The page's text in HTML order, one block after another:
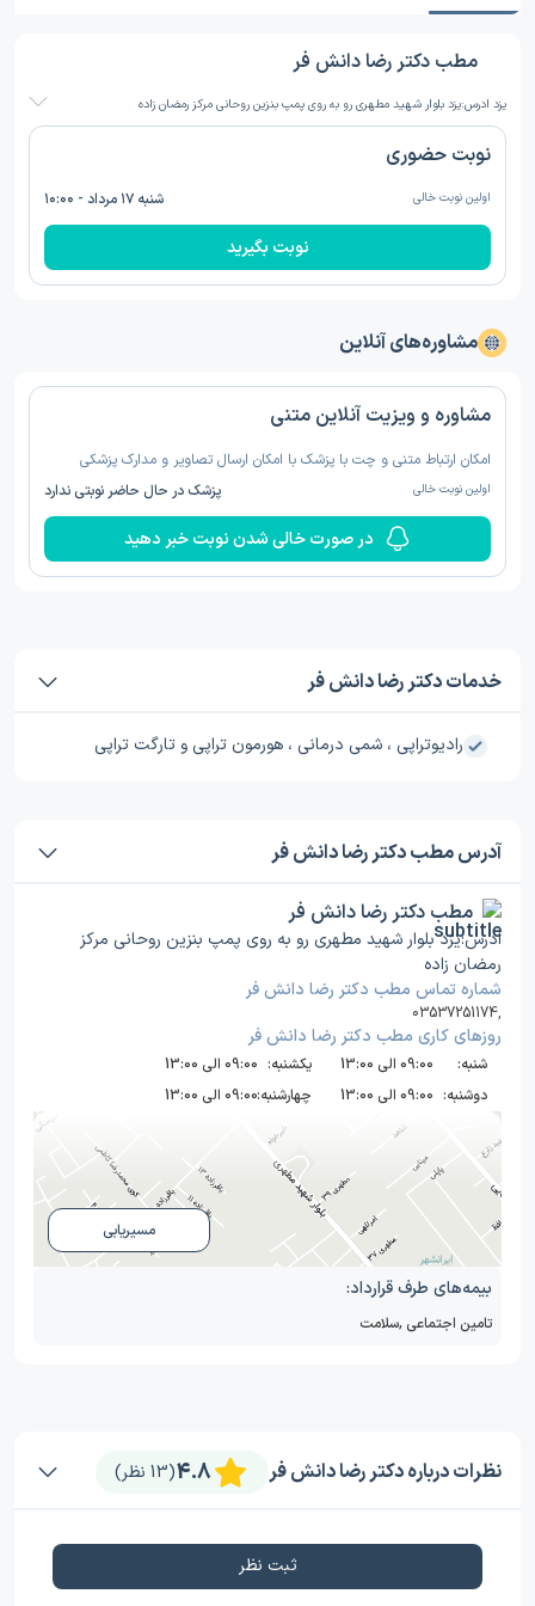
مطب دکتر رضا دانش فر
یزد ادرس:یزد بلوار شهید مطهری رو به روی پمپ بنزین روحانی مرکز رمضان زاده
نوبت حضوری
اولین نوبت خالی شنبه ۱۷ مرداد - ۱۰:۰۰
نوبت بگیرید
مشاوره‌های آنلاین
مشاوره و ویزیت آنلاین متنی
امکان ارتباط متنی و چت با پزشک با امکان ارسال تصاویر و مدارک پزشکی
اولین نوبت خالی پزشک در حال حاضر نوبتی ندارد
در صورت خالی شدن نوبت خبر دهید
خدمات دکتر رضا دانش فر
رادیوتراپی ، شمی درمانی ، هورمون تراپی و تارگت تراپی
آدرس مطب دکتر رضا دانش فر
مطب دکتر رضا دانش فر
ادرس:یزد بلوار شهید مطهری رو به روی پمپ بنزین روحانی مرکز
رمضان زاده
شماره تماس مطب دکتر رضا دانش فر
03537251174,
روز‌های کاری مطب دکتر رضا دانش فر
شنبه: 09:00 الی 13:00 یکشنبه: 09:00 الی 13:00
دوشنبه: 09:00 الی 13:00 چهارشنبه:09:00 الی 13:00
مسیریابی
بیمه‌های طرف قرارداد:
تامین اجتماعی ,سلامت
نظرات درباره دکتر رضا دانش فر (13 نظر)4.8
ثبت نظر